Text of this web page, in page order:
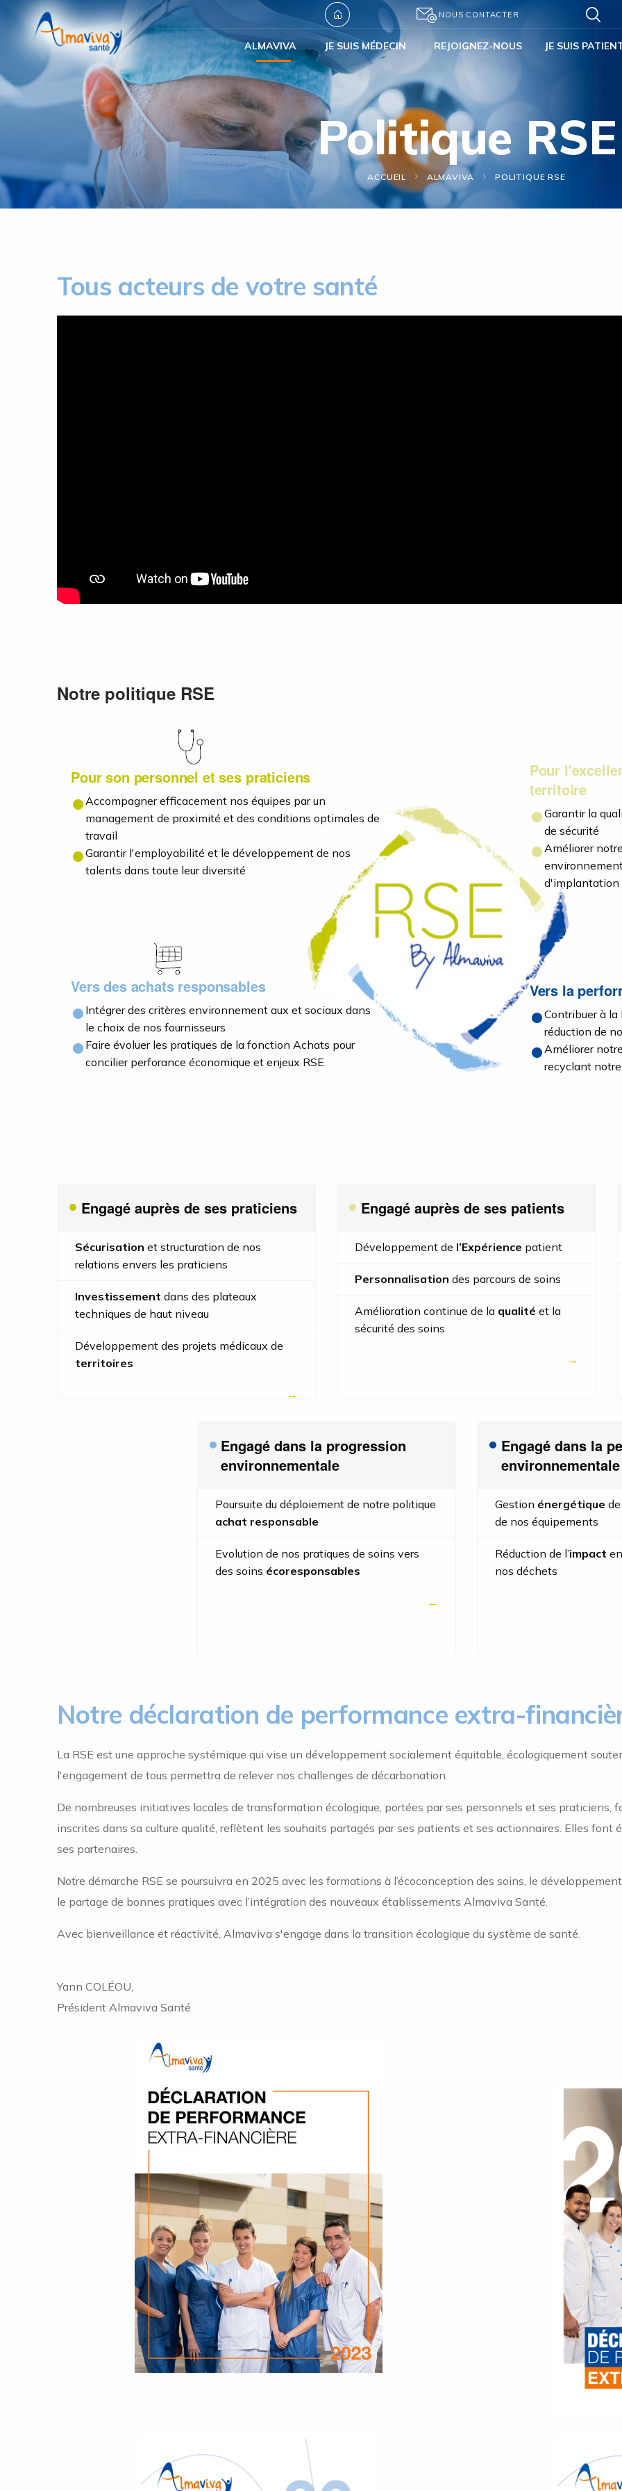
NOUS CONTACTER
ALMAVIVA JE SUIS MÉDECIN REJOIGNEZ-NOUS JE SUIS
Politique RSE
ACCUEIL ALMAVIVA POLITIQUE RSE
Tous acteurs de votre santé
Notre politique RSE
Pour son personnel et ses praticiens
Accompagner efficacement nos équipes par un
management de proximité et des conditions optimales de
travail
Garantir l'employabilité et le développement de nos
talents dans toute leur diversité
Pour
territoire
Garantir la
de sécurité
Améliorer
d'implantation
Vers des achats responsables
Intégrer des critères environnement aux et sociaux dans
le choix de nos fournisseurs
Faire évoluer les pratiques de la fonction Achats pour
concilier perforance économique et enjeux RSE
Vers la
Contribuer à
réduction de
Améliorer
recyclant
Engagé auprès de ses praticiens
Sécurisation et structuration de nos
relations envers les praticiens
Investissement dans des plateaux
techniques de haut niveau
Développement des projets médicaux de
territoires
33 % de nos
58 % de réduction
anesthésiants
Engagé auprès de ses patients
Développement de l’Expérience patient
Personnalisation des parcours de soins
Amélioration continue de la qualité et la
sécurité des soins
Engagé dans la progression
environnementale
Poursuite du déploiement de notre politique
achat responsable
Evolution de nos pratiques de soins vers
des soins écoresponsables
Engagé dans la
environnementale
Gestion énergétique
de nos équipements
Réduction de l’impact
nos déchets
Notre déclaration de performance extra-
La RSE est une approche systémique qui vise un développement socialement équitable, écologiquement
l'engagement de tous permettra de relever nos challenges de décarbonation.
De nombreuses initiatives locales de transformation écologique, portées par ses personnels et ses praticiens,
inscrites dans sa culture qualité, reflètent les souhaits partagés par ses patients et ses actionnaires. Elles font
ses partenaires.
Notre démarche RSE se poursuivra en 2025 avec les formations à l’écoconception des soins, le
le partage de bonnes pratiques avec l’intégration des nouveaux établissements Almaviva Santé.
Avec bienveillance et réactivité, Almaviva s'engage dans la transition écologique du système de santé.
Yann COLÉOU,
Président Almaviva Santé
Panneau de gestion des cookies